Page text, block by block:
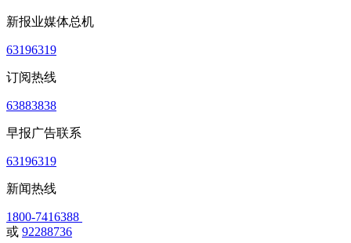
新报业媒体总机
63196319
订阅热线
63883838
早报广告联系
63196319
新闻热线
1800-7416388
或 92288736